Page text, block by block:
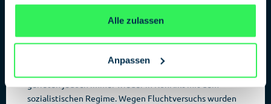
gesammelt haben.Datenschutzerklärung
Alle zulassen
Anpassen
bedeutete das den Untergang.
Der andere Sohn Michael Raufeisen verweigerte die
DDR-Staatsbürgerschaft und reiste schon früh zurück in
sozialistischen Regime. Wegen Fluchtversuchs wurden